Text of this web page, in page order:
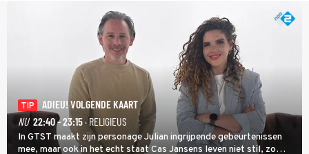
TIP
ADIEU! VOLGENDE KAART
NU 22:40 - 23:15· RELIGIEUS
In GTST maakt zijn personage Julian ingrijpende gebeurtenissen
mee, maar ook in het echt staat Cas Jansens leven niet stil, zo